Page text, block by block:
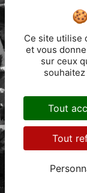
Protection
Ce site utilise
et vous
sur ceux
Tout
Tout